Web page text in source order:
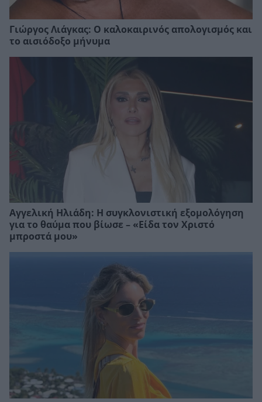
Γιώργος Λιάγκας: Ο καλοκαιρινός απολογισμός και
το αισιόδοξο μήνυμα
Αγγελική Ηλιάδη: Η συγκλονιστική εξομολόγηση
για το θαύμα που βίωσε – «Είδα τον Χριστό
μπροστά μου»